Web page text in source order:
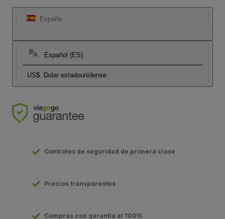
España
Español (ES)
US$ Dolar estadounidense
Controles de seguridad de primera clase
Precios transparentes
Compras con garantía al 100%